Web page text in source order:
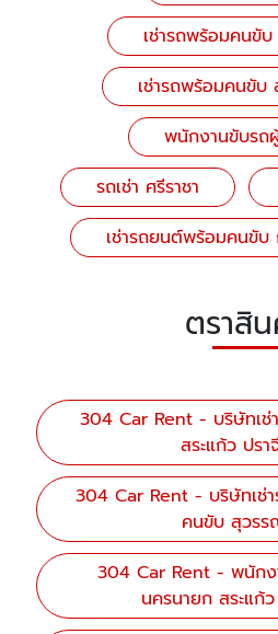
เช่ารถพร้อมคนขั
เช่ารถพร้อมคนขั
พนักงานขับรถ
รถเช่า ศรีราชา
เช่ารถยนต์พร้อมคนขั
ตราสิ
304 Car Rent - บริษัทเช่
สระแก้ว ปรา
304 Car Rent - บริษัทเช่
คนขับ สุวร
304 Car Rent - พนักง
นครนายก สระแก้